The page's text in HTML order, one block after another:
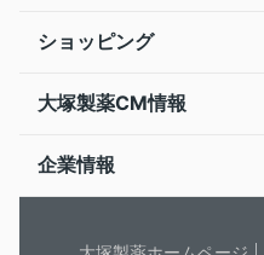
ショッピング
大塚製薬CM情報
企業情報